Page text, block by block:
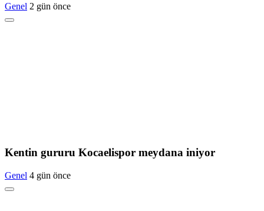
Genel 2 gün önce
Kentin gururu Kocaelispor meydana iniyor
Genel 4 gün önce